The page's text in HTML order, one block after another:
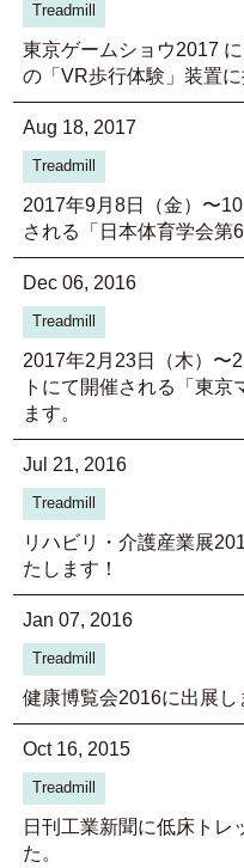
Treadmill
東京ゲームショウ2017
の「VR歩行体験」装置に
Aug 18, 2017
Treadmill
2017年9月8日（金）〜
される「日本体育学会第
Dec 06, 2016
Treadmill
2017年2月23日（木）〜
トにて開催される「東
ます。
Jul 21, 2016
Treadmill
リハビリ・介護産業展
たします！
Jan 07, 2016
Treadmill
健康博覧会2016に出展し
Oct 16, 2015
Treadmill
日刊工業新聞に低床トレ
た。